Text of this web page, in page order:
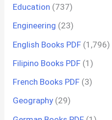
Education (737)
Engineering (23)
English Books PDF (1,796)
Filipino Books PDF (1)
French Books PDF (3)
Geography (29)